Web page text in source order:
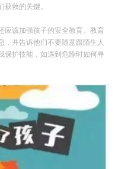
救的关键。
该加强孩子的安全教育。教育
，并告诉他们不要随意跟陌生人
保护技能，如遇到危险时如何寻